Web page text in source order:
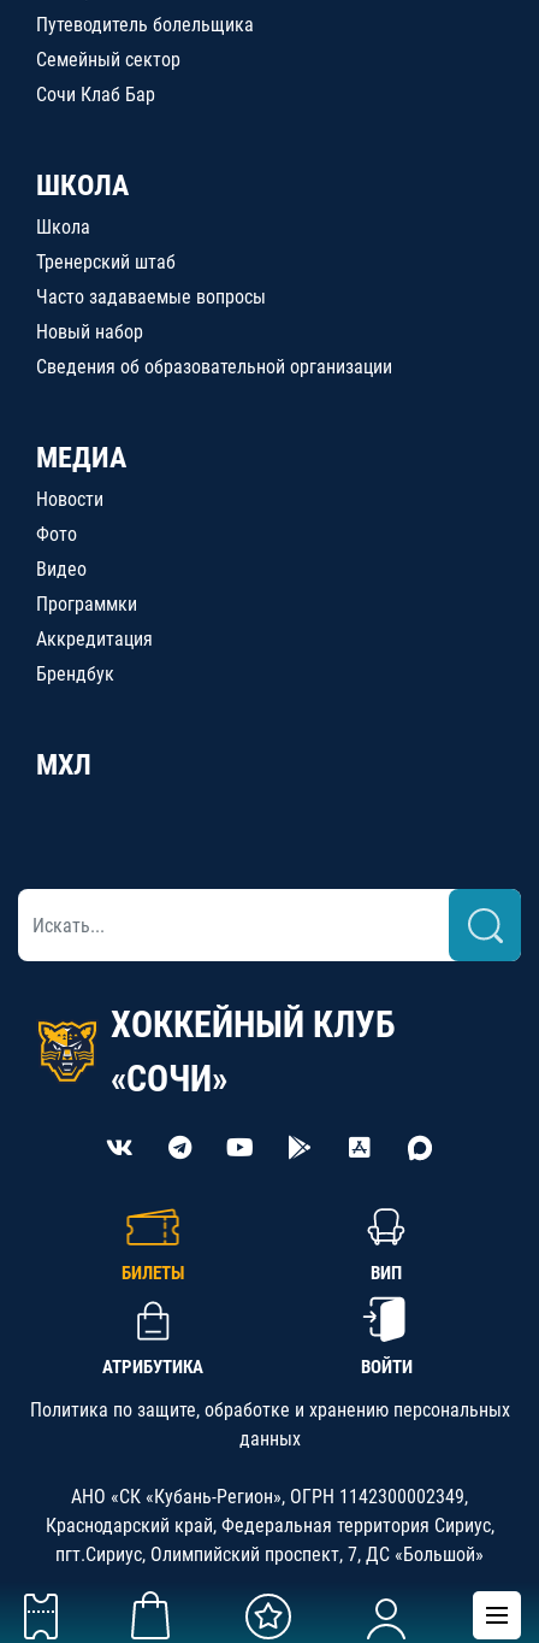
Путеводитель болельщика
Семейный сектор
Сочи Клаб Бар
ШКОЛА
Школа
Тренерский штаб
Часто задаваемые вопросы
Новый набор
Сведения об образовательной организации
МЕДИА
Новости
Фото
Видео
Программки
Аккредитация
Брендбук
МХЛ
ХОККЕЙНЫЙ КЛУБ
«СОЧИ»
БИЛЕТЫ ВИП
АТРИБУТИКА ВОЙТИ
Политика по защите, обработке и хранению персональных
данных
АНО «СК «Кубань-Регион», ОГРН 1142300002349,
Краснодарский край, Федеральная территория Сириус,
пгт.Сириус, Олимпийский проспект, 7, ДС «Большой»